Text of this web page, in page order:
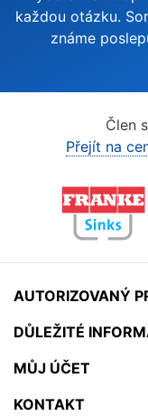
každou otázku.
známe
Člen
Přejít na
AUTORIZOVANÝ
DŮLEŽITÉ
MŮJ ÚČET
KONTAKT